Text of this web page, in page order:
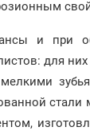
и при
для
стали